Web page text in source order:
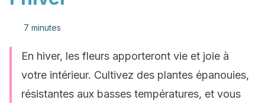
7 minutes
En hiver, les fleurs apporteront vie et joie à
votre intérieur. Cultivez des plantes épanouies,
résistantes aux basses températures, et vous